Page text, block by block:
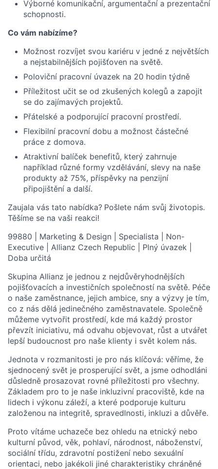
Výborné komunikační, argumentační a prezentační
schopnosti.
Co vám nabízíme?
Možnost rozvíjet svou kariéru v jedné z největších
a nejstabilnějších pojišťoven na světě.
Poloviční pracovní úvazek na 20 hodin týdně
Příležitost učit se od zkušených kolegů a zapojit
se do zajímavých projektů.
Přátelské a podporující pracovní prostředí.
Flexibilní pracovní dobu a možnost částečné
práce z domova.
Atraktivní balíček benefitů, který zahrnuje
například různé formy vzdělávání, slevy na naše
produkty až 75%, příspěvky na penzijní
připojištění a další.
Zaujala vás tato nabídka? Pošlete nám svůj životopis.
Těšíme se na vaši reakci!
99880 | Marketing & Design | Specialista | Non-
Executive | Allianz Czech Republic | Plný úvazek |
Doba určitá
Skupina Allianz je jednou z nejdůvěryhodnějších
pojišťovacích a investičních společností na světě. Péče
o naše zaměstnance, jejich ambice, sny a výzvy je tím,
co z nás dělá jedinečného zaměstnavatele. Společně
můžeme vytvořit prostředí, kde má každý prostor
převzít iniciativu, má odvahu objevovat, růst a utvářet
lepší budoucnost pro naše klienty i svět kolem nás.
Jednota v rozmanitosti je pro nás klíčová: věříme, že
sjednocený svět je prosperující svět, a jsme odhodláni
důsledně prosazovat rovné příležitosti pro všechny.
Základem pro to je naše inkluzivní pracoviště, kde na
lidech i výkonu záleží, a které podporuje kulturu
založenou na integritě, spravedlnosti, inkluzi a důvěře.
Proto vítáme uchazeče bez ohledu na etnický nebo
kulturní původ, věk, pohlaví, národnost, náboženství,
sociální třídu, zdravotní postižení nebo sexuální
orientaci, nebo jakékoli jiné charakteristiky chráněné